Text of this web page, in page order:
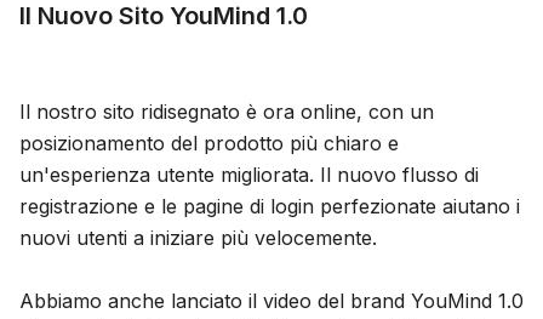
Blog
Aggiornamenti
Il Nuovo Sito YouMind 1.0
Il nostro sito ridisegnato è ora online, con un
posizionamento del prodotto più chiaro e
un'esperienza utente migliorata. Il nuovo flusso di
registrazione e le pagine di login perfezionate aiutano i
nuovi utenti a iniziare più velocemente.
Abbiamo anche lanciato il video del brand YouMind 1.0